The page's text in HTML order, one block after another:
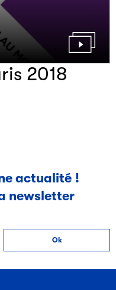
2018
actualité !
newsletter